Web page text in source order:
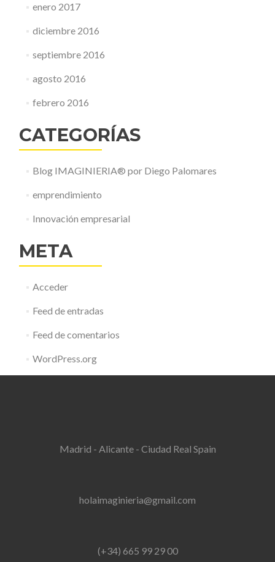
enero 2017
diciembre 2016
septiembre 2016
agosto 2016
febrero 2016
CATEGORÍAS
Blog IMAGINIERIA® por Diego Palomares
emprendimiento
Innovación empresarial
META
Acceder
Feed de entradas
Feed de comentarios
WordPress.org
Madrid - Alicante - Ciudad Real Spain
holaimaginieria@gmail.com
(+34) 665 99 29 00